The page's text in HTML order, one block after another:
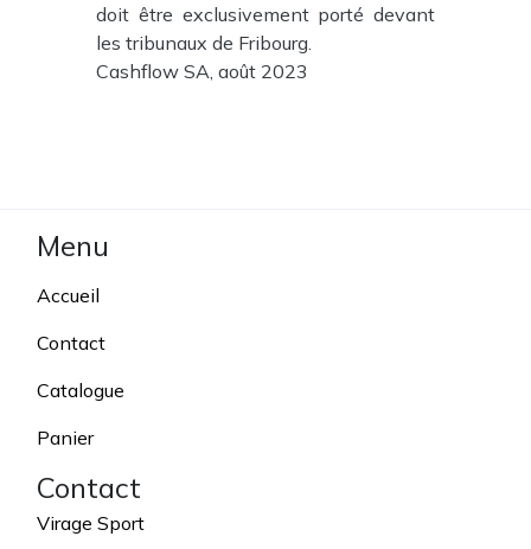
doit être exclusivement porté devant
les tribunaux de Fribourg.
Cashflow SA, août 2023
Menu
Accueil
Contact
Catalogue
Panier
Contact
Virage Sport